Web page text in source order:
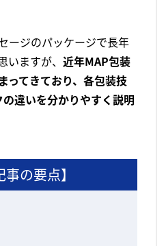
ージのパッケージで長年
いますが、近年MAP包装
ってきており、各包装技
違いを分かりやすく説明
事の要点】